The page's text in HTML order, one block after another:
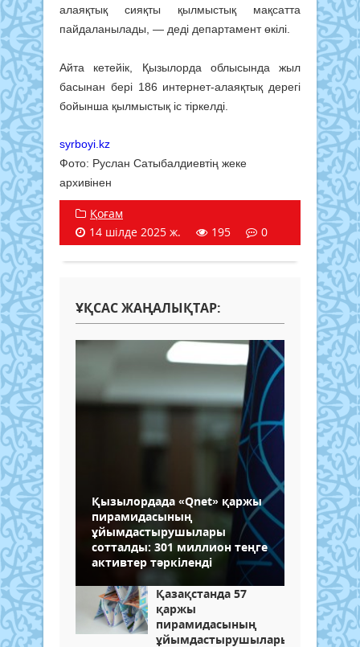
алаяқтық сияқты қылмыстық мақсатта
пайдаланылады, — деді департамент өкілі.
Айта кетейік, Қызылорда облысында жыл
басынан бері 186 интернет-алаяқтық дерегі
бойынша қылмыстық іс тіркелді.
syrboyi.kz
Фото: Руслан Сатыбалдиевтің жеке
архивінен
Қоғам
14 шілде 2025 ж.
195 0
ҰҚСАС ЖАҢАЛЫҚТАР:
Қызылордада «Qnet» қаржы
пирамидасының
ұйымдастырушылары
сотталды: 301 миллион теңге
активтер тәркіленді
Қазақстанда 57
қаржы
пирамидасының
ұйымдастырушыларына